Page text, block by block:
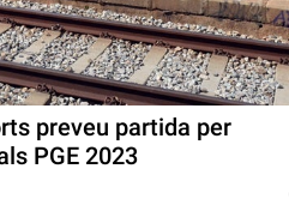
preveu partida per
PGE 2023